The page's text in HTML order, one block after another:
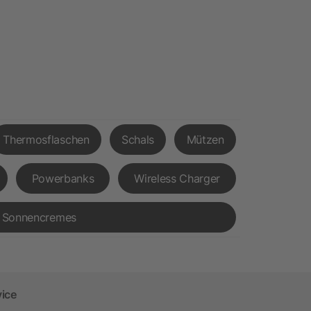
Thermosflaschen Schals Mützen
Powerbanks Wireless Charger
Sonnencremes